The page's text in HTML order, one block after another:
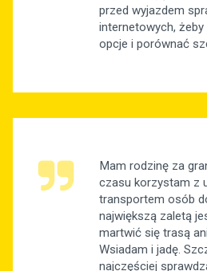
przed wyjazdem
internetowych,
opcje i porównać
Mam rodzinę za
czasu korzystam z
transportem osób
największą zaletą
martwić się trasą
Wsiadam i jadę.
najczęściej